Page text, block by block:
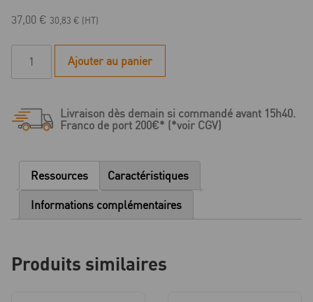
37,00 € 30,83 € (HT)
Butée
pour
Foret
Standard
/
cortical
-
Ajouter au panier
Livraison dès demain si commandé avant 15h40.
Franco de port 200€* (*voir CGV)
Ressources Caractéristiques
Informations complémentaires
Produits similaires